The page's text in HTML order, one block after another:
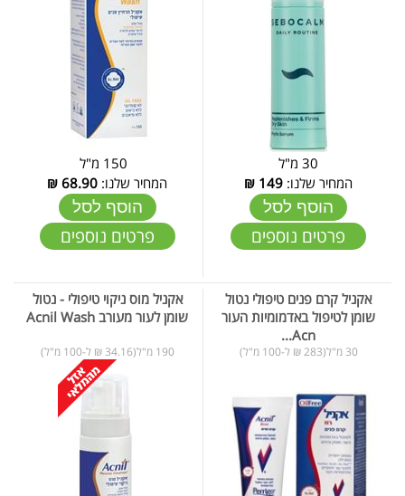
30 מ"ל
המחיר שלנו: 149
₪
הוסף לסל
פרטים נוספים
המחיר שלנו: 68.90
₪
הוסף לסל
פרטים נוספים
אקניל קרם פנים טיפולי נטול
שומן לטיפול באדמומיות העור
Acn...
30 מ"ל(283 ₪ ל-100 מ"ל)
אקניל מוס ניקוי טיפולי - נטול
שומן לעור מעורב Acnil Wash
190 מ"ל(34.16 ₪ ל-100 מ"ל)